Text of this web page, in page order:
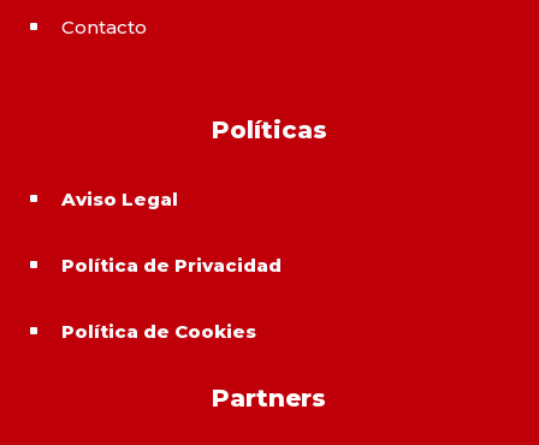
^ Contacto
Políticas
^ Aviso Legal
^ Política de Privacidad
^ Política de Cookies
Partners